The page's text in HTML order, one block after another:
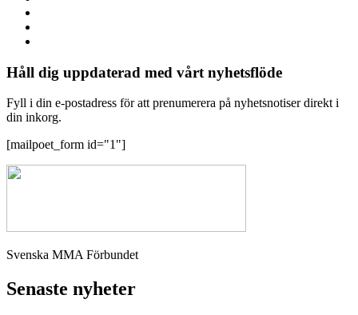
Håll dig uppdaterad med vårt nyhetsflöde
Fyll i din e-postadress för att prenumerera på nyhetsnotiser direkt i
din inkorg.
[mailpoet_form id="1"]
Svenska MMA Förbundet
Senaste nyheter